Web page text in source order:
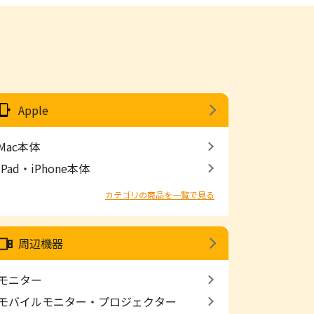
Apple
本体
・iPhone本体
カテゴリの商品を一覧で見る
周辺機器
ニター
バイルモニター・プロジェクター